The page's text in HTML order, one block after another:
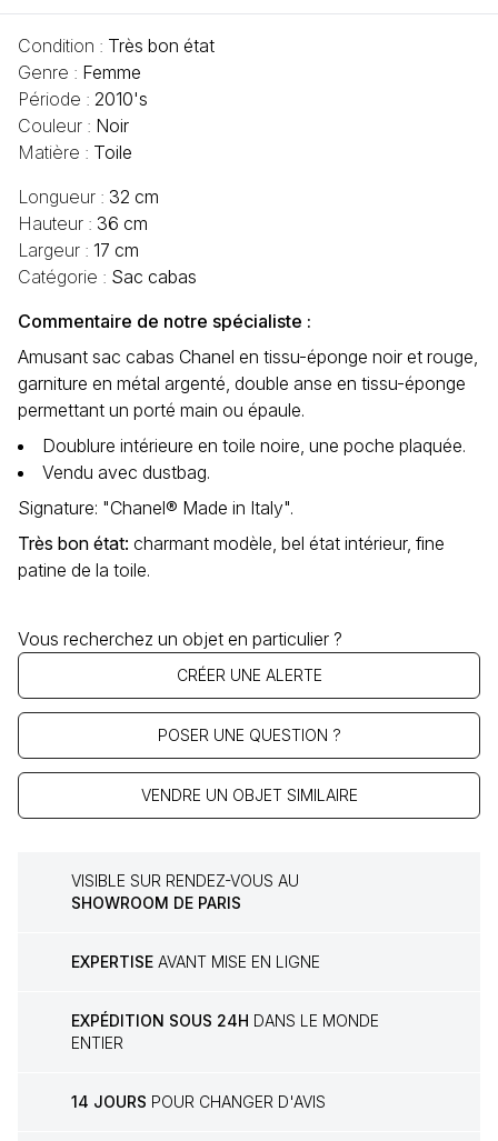
Condition : Très bon état
Genre : Femme
Période : 2010's
Couleur : Noir
Matière : Toile
Longueur : 32 cm
Hauteur : 36 cm
Largeur : 17 cm
Catégorie : Sac cabas
Commentaire de notre spécialiste :
Amusant sac cabas Chanel en tissu-éponge noir et rouge,
garniture en métal argenté, double anse en tissu-éponge
permettant un porté main ou épaule.
Doublure intérieure en toile noire, une poche plaquée.
Vendu avec dustbag.
Signature: "Chanel® Made in Italy".
Très bon état: charmant modèle, bel état intérieur, fine
patine de la toile.
Vous recherchez un objet en particulier ?
CRÉER UNE ALERTE
POSER UNE QUESTION ?
VENDRE UN OBJET SIMILAIRE
VISIBLE SUR RENDEZ-VOUS AU
SHOWROOM DE PARIS
EXPERTISE AVANT MISE EN LIGNE
EXPÉDITION SOUS 24H DANS LE MONDE
ENTIER
14 JOURS POUR CHANGER D'AVIS